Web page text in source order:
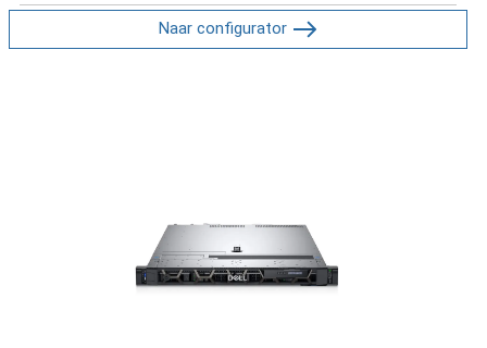
Naar configurator